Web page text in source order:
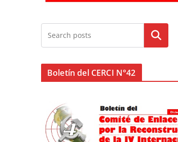
Buscar
Boletín del CERCI N°42